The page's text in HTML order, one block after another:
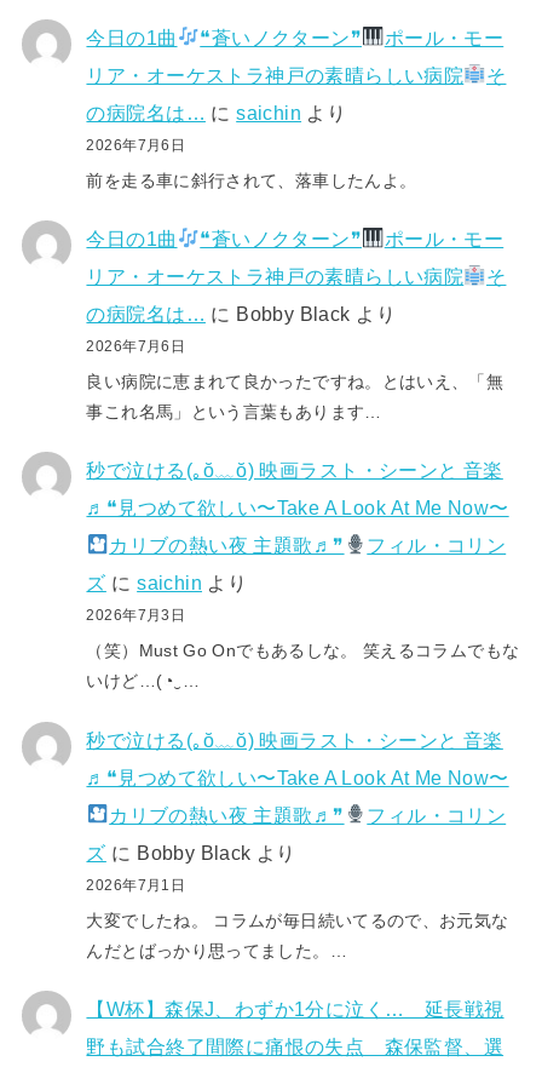
今日の1曲 ❝蒼いノクターン❞
ポール・モー
リア・オーケストラ神戸の素晴らしい病院
そ
の病院名は…
にsaichin より
2026年7月6日
前を走る車に斜行されて、落車したんよ。
今日の1曲 ❝蒼いノクターン❞
ポール・モー
リア・オーケストラ神戸の素晴らしい病院
そ
の病院名は… に Bobby Black より
2026年7月6日
良い病院に恵まれて良かったですね。とはいえ、「無
事これ名馬」という言葉もあります…
秒で泣ける(⁠｡⁠ŏ⁠﹏⁠ŏ⁠) 映画ラスト・シーンと 音楽
♬❝見つめて欲しい〜Take A Look At Me Now〜
カリブの熱い夜 主題歌♬❞
フィル・コリン
ズ にsaichin より
2026年7月3日
（笑）Must Go Onでもあるしな。 笑えるコラムでもな
いけど…(⁠◔⁠‿⁠…
秒で泣ける(⁠｡⁠ŏ⁠﹏⁠ŏ⁠) 映画ラスト・シーンと 音楽
♬❝見つめて欲しい〜Take A Look At Me Now〜
カリブの熱い夜 主題歌♬❞
フィル・コリン
ズ に Bobby Black より
2026年7月1日
大変でしたね。 コラムが毎日続いてるので、お元気な
んだとばっかり思ってました。…
【W杯】森保J、わずか1分に泣く… 延長戦視
野も試合終了間際に痛恨の失点 森保監督、選